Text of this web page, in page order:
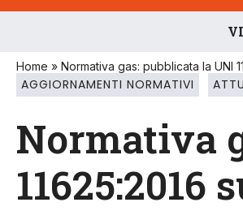
Home » Normativa gas: pubblicata la UNI
AGGIORNAMENTI NORMATIVI
Normativa
11625:2016